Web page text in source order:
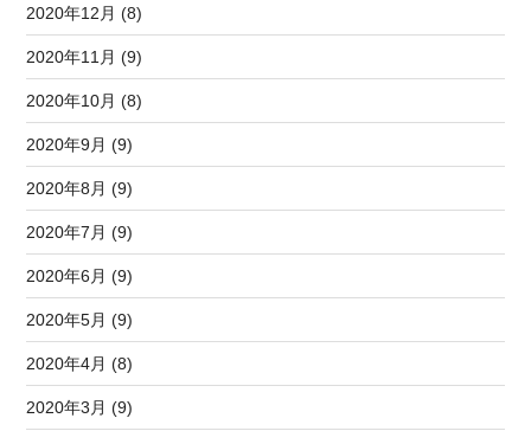
2020年12月 (8)
2020年11月 (9)
2020年10月 (8)
2020年9月 (9)
2020年8月 (9)
2020年7月 (9)
2020年6月 (9)
2020年5月 (9)
2020年4月 (8)
2020年3月 (9)